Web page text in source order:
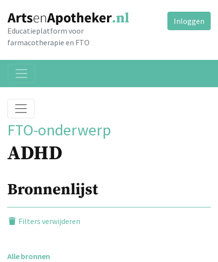
Educatieplatform voor
farmacotherapie en FTO
Inloggen
FTO-onderwerp
ADHD
Bronnenlijst
Filters verwijderen
Alle bronnen